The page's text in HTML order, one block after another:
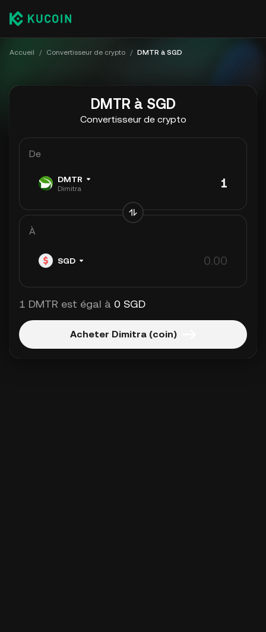
Accueil / Convertisseur de crypto / DMTR à SGD
DMTR à SGD
Convertisseur de crypto
De
DMTR
Dimitra
À
SGD
1 DMTR est égal à 0 SGD
Acheter Dimitra (coin)